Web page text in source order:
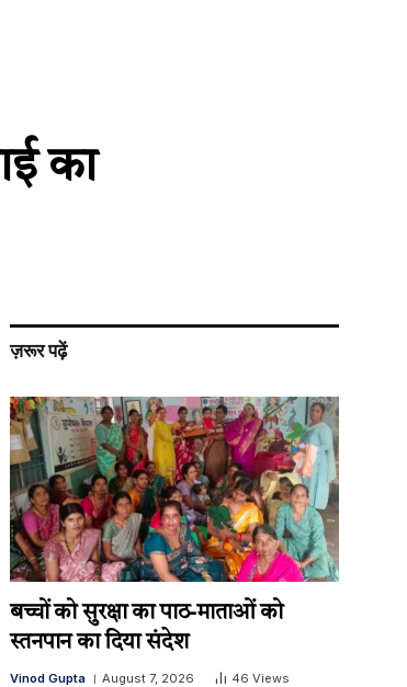
का
ज़रूर पढ़ें
बच्चों को सुरक्षा का पाठ-माताओं को
स्तनपान का दिया संदेश
Vinod Gupta August 7, 2026 46 Views